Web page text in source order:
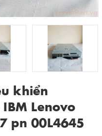
khiển
Lenovo
pn 00L4645